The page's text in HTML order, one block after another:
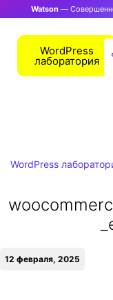
Watson—
WordPress
лаборатория
WordPress
12 февраля, 2025